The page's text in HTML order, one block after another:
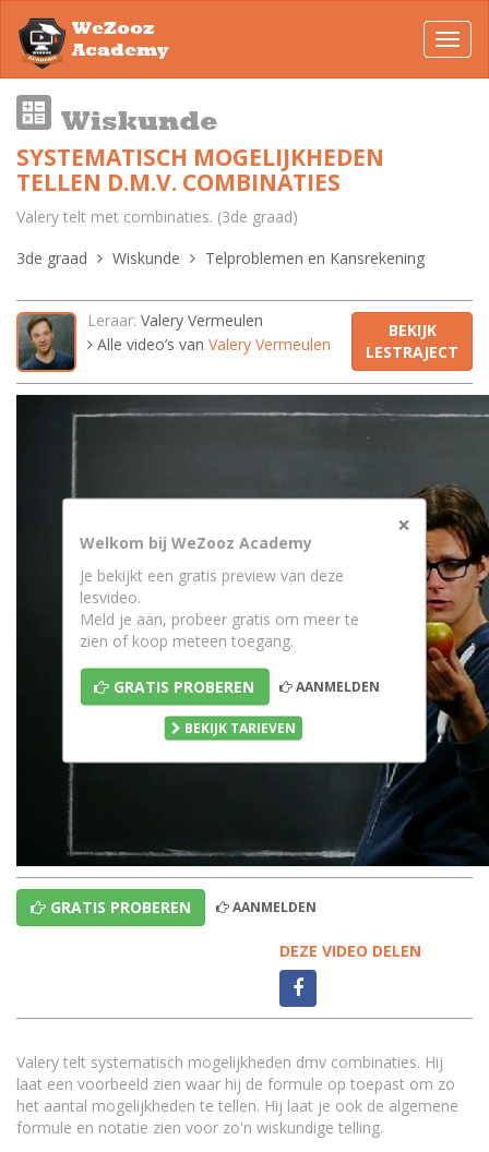
WeZooz
Academy
Wiskunde
SYSTEMATISCH MOGELIJKHEDEN
TELLEN D.M.V. COMBINATIES
Valery telt met combinaties. (3de graad)
3de graad
Wiskunde Telproblemen en Kansrekening
Leraar: Valery Vermeulen
Alle video’s van Valery Vermeulen
BEKIJK
LESTRAJECT
×
Welkom bij WeZooz Academy
Je bekijkt een gratis preview van deze
lesvideo.
Meld je aan, probeer gratis om meer te
zien of koop meteen toegang.
GRATIS PROBEREN AANMELDEN
BEKIJK TARIEVEN
GRATIS PROBEREN AANMELDEN
DEZE VIDEO DELEN
Valery telt systematisch mogelijkheden dmv combinaties. Hij
laat een voorbeeld zien waar hij de formule op toepast om zo
het aantal mogelijkheden te tellen. Hij laat je ook de algemene
formule en notatie zien voor zo'n wiskundige telling.